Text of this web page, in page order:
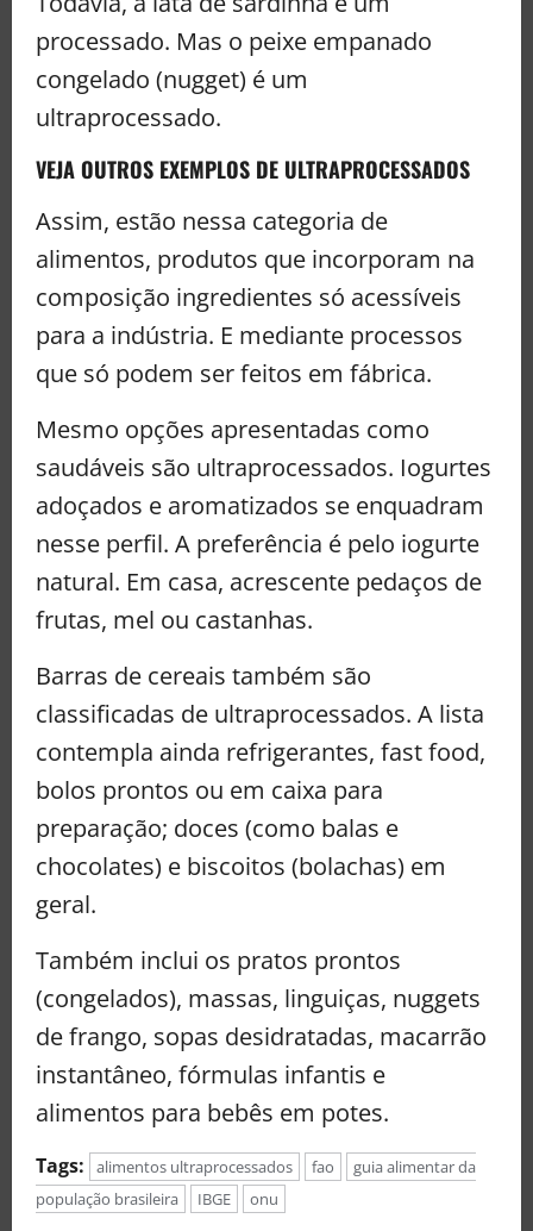
processado. Mas o peixe empanado
congelado (nugget) é um
ultraprocessado.
VEJA OUTROS EXEMPLOS DE ULTRAPROCESSADOS
Assim, estão nessa categoria de
alimentos, produtos que incorporam na
composição ingredientes só acessíveis
para a indústria. E mediante processos
que só podem ser feitos em fábrica.
Mesmo opções apresentadas como
saudáveis são ultraprocessados. Iogurtes
adoçados e aromatizados se enquadram
nesse perfil. A preferência é pelo iogurte
natural. Em casa, acrescente pedaços de
frutas, mel ou castanhas.
Barras de cereais também são
classificadas de ultraprocessados. A lista
contempla ainda refrigerantes, fast food,
bolos prontos ou em caixa para
preparação; doces (como balas e
chocolates) e biscoitos (bolachas) em
geral.
Também inclui os pratos prontos
(congelados), massas, linguiças, nuggets
de frango, sopas desidratadas, macarrão
instantâneo, fórmulas infantis e
alimentos para bebês em potes.
Tags: alimentos ultraprocessados fao
guia alimentar da
população brasileira
IBGE onu